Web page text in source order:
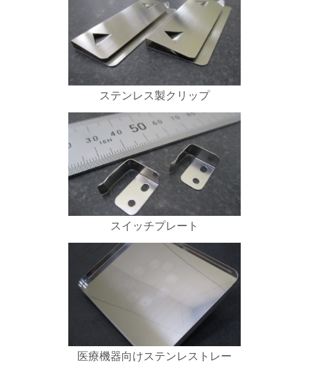
ステンレス製クリップ
スイッチプレート
医療機器向けステンレストレー